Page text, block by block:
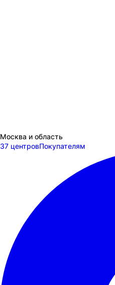
Москва и область
37 центровПокупателям